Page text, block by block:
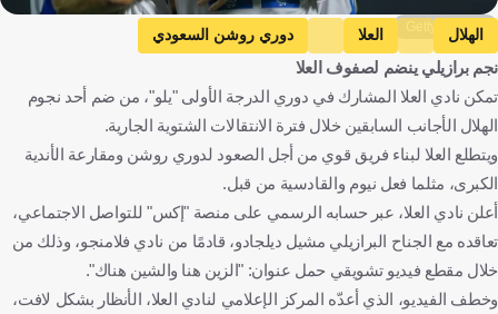
Getty Images
الهلال العلا
دوري روشن السعودي
المملكة العربية السعودية
نجم برازيلي ينضم لصفوف العلا
تمكن نادي العلا المشارك في دوري الدرجة الأولى "يلو"، من ضم أحد نجوم
الهلال الأجانب السابقين خلال فترة الانتقالات الشتوية الجارية.
ويتطلع العلا لبناء فريق قوي من أجل الصعود لدوري روشن ومقارعة الأندية
الكبرى، مثلما فعل نيوم والقادسية من قبل.
أعلن نادي العلا، عبر حسابه الرسمي على منصة "إكس" للتواصل الاجتماعي،
تعاقده مع الجناح البرازيلي مشيل ديلجادو، قادمًا من نادي فلامنجو، وذلك من
خلال مقطع فيديو تشويقي حمل عنوان: "الزين هنا والشين هناك".
وخطف الفيديو، الذي أعدّه المركز الإعلامي لنادي العلا، الأنظار بشكل لافت،